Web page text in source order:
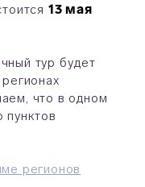
13 мая
тур будет
что в одном
регионов